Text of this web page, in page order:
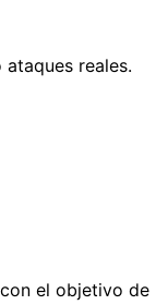
reales.
el objetivo de